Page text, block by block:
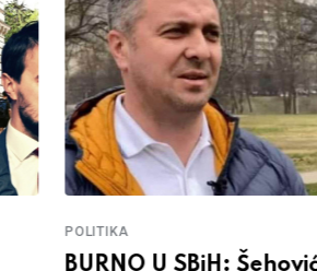
POLITIKA
BURNO U SBiH: